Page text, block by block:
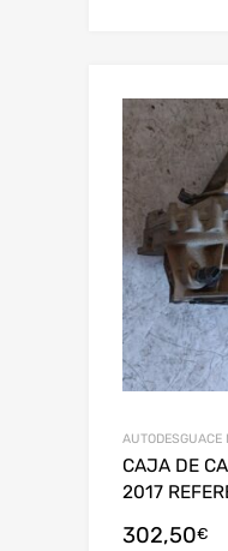
AUTODESGUACE
CAJA DE
2017
302,50€